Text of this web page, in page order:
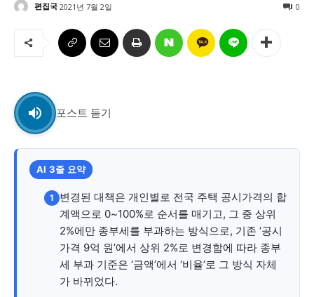
교육일반
교육부
교육청
기획기사
공지사항
편집국 0
2021년 7월 2일
포스트 듣기
AI 3줄 요약
1
변경된 대책은 개인별로 전국 주택 공시가격의 합
계액으로 0~100%로 순서를 매기고, 그 중 상위
2%에만 종부세를 부과하는 방식으로, 기존 ‘공시
가격 9억 원’에서 상위 2%로 변경함에 따라 종부
세 부과 기준은 ‘금액’에서 ‘비율’로 그 방식 자체
가 바뀌었다.